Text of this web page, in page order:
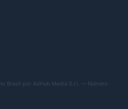
Brasil por AdHub Media S.r.l. — Número